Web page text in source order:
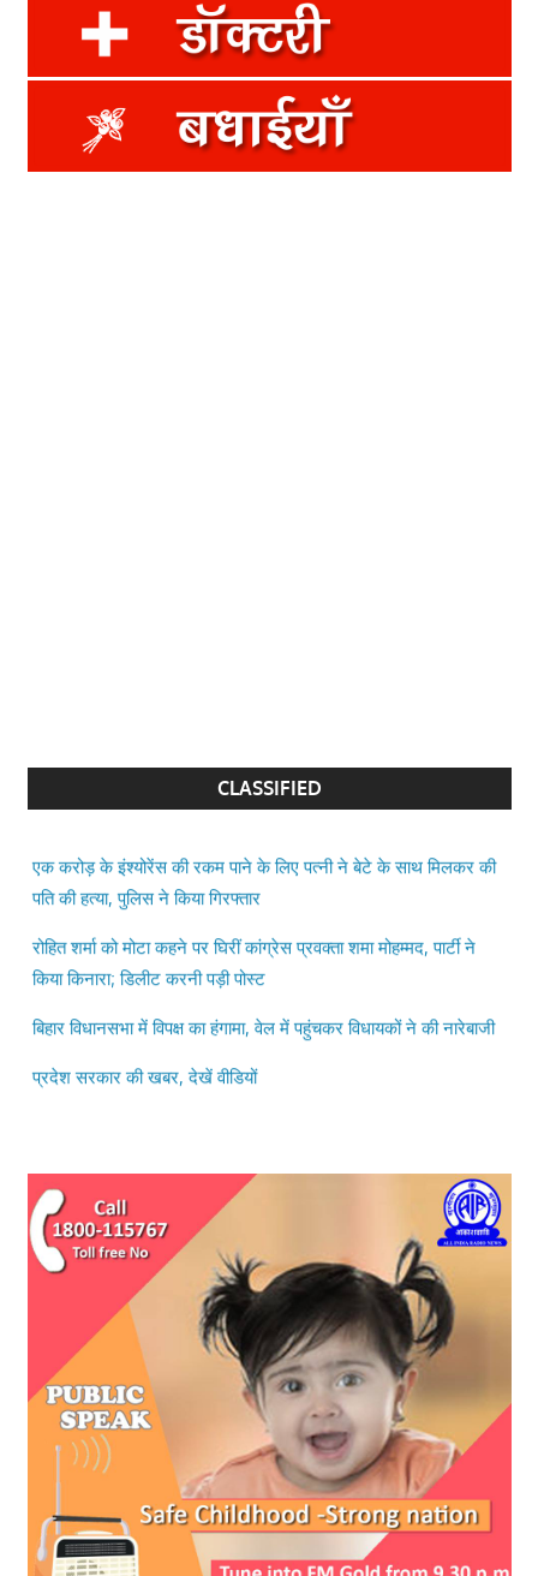
CLASSIFIED
एक करोड़ के इंश्योरेंस की रकम पाने के लिए पत्नी ने बेटे के साथ मिलकर की
रोहित शर्मा को मोटा कहने पर घिरीं कांग्रेस प्रवक्ता शमा मोहम्मद, पार्टी ने
बिहार विधानसभा में विपक्ष का हंगामा, वेल में पहुंचकर विधायकों ने की नारेबाजी
प्रदेश सरकार की खबर, देखें वीडियों